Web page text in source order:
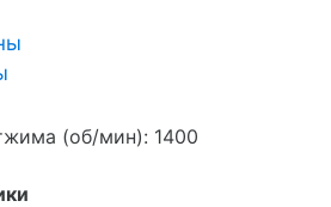
(об/мин): 1400